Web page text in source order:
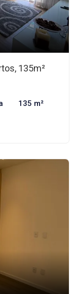
135m²
135 m²